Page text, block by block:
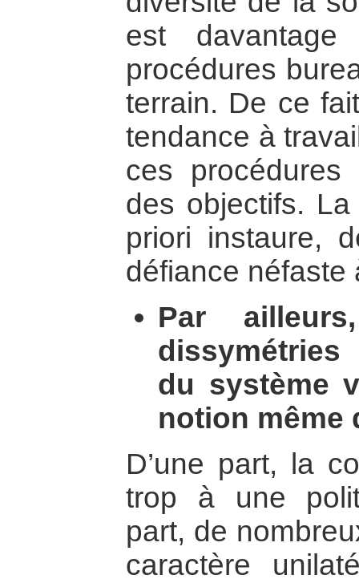
est
procédures
terrain. De ce
tendance à
ces
des objectifs.
priori instaure,
défiance néfaste
Par
du système
notion même
D’une part, la
trop à une
part, de
caractère